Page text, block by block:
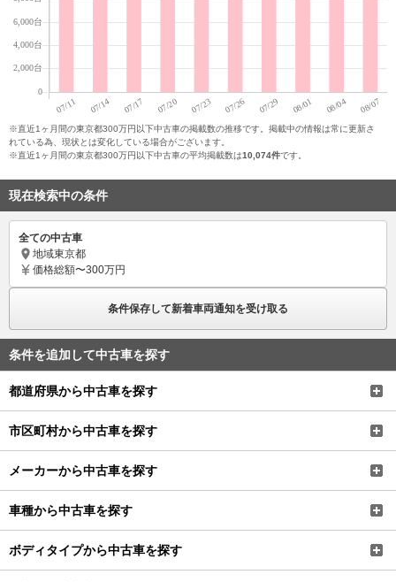
※直近1ヶ月間の東京都300万円以下中古車の掲載数の推移です。掲載中の情報は常に更新さ
れている為、現状とは変化している場合がございます。
※直近1ヶ月間の東京都300万円以下中古車の平均掲載数は10,074件です。
現在検索中の条件
全ての中古車
地域東京都
価格総額〜300万円
条件保存して新着車両通知を受け取る
条件を追加して中古車を探す
都道府県から中古車を探す
市区町村から中古車を探す
メーカーから中古車を探す
車種から中古車を探す
ボディタイプから中古車を探す